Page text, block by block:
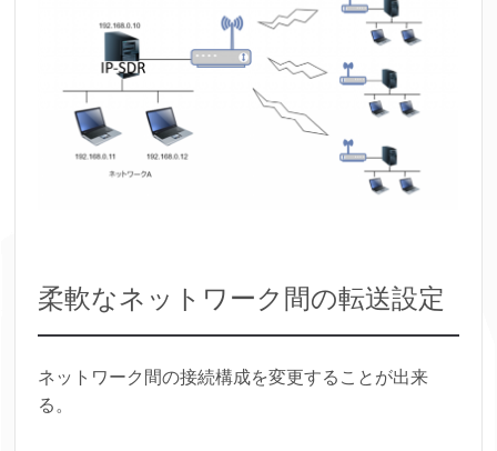
柔軟なネットワーク間の転送設定
ネットワーク間の接続構成を変更することが出来
る。